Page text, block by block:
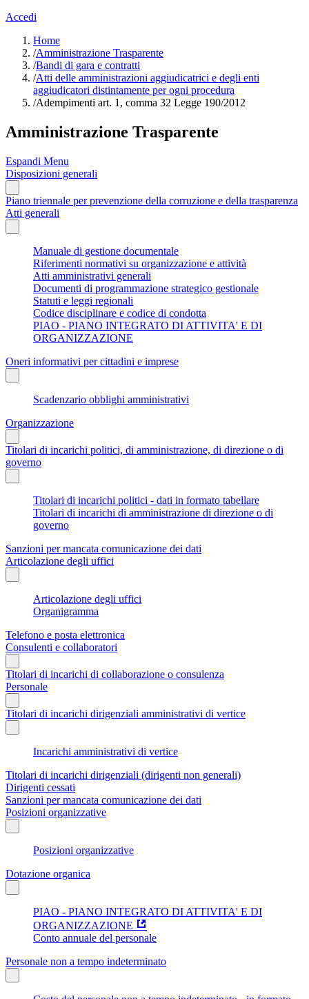
Accedi
Home
/Amministrazione Trasparente
/Bandi di gara e contratti
/Atti delle amministrazioni aggiudicatrici e degli enti
aggiudicatori distintamente per ogni procedura
/Adempimenti art. 1, comma 32 Legge 190/2012
Amministrazione Trasparente
Espandi Menu
Disposizioni generali
Piano triennale per prevenzione della corruzione e della trasparenza
Atti generali
Manuale di gestione documentale
Riferimenti normativi su organizzazione e attività
Atti amministrativi generali
Documenti di programmazione strategico gestionale
Statuti e leggi regionali
Codice disciplinare e codice di condotta
PIAO - PIANO INTEGRATO DI ATTIVITA' E DI
ORGANIZZAZIONE
Oneri informativi per cittadini e imprese
Scadenzario obblighi amministrativi
Organizzazione
Titolari di incarichi politici, di amministrazione, di direzione o di
governo
Titolari di incarichi politici - dati in formato tabellare
Titolari di incarichi di amministrazione di direzione o di
governo
Sanzioni per mancata comunicazione dei dati
Articolazione degli uffici
Articolazione degli uffici
Organigramma
Telefono e posta elettronica
Consulenti e collaboratori
Titolari di incarichi di collaborazione o consulenza
Personale
Titolari di incarichi dirigenziali amministrativi di vertice
Incarichi amministrativi di vertice
Titolari di incarichi dirigenziali (dirigenti non generali)
Dirigenti cessati
Sanzioni per mancata comunicazione dei dati
Posizioni organizzative
Posizioni organizzative
Dotazione organica
PIAO - PIANO INTEGRATO DI ATTIVITA' E DI
ORGANIZZAZIONE
Conto annuale del personale
Personale non a tempo indeterminato